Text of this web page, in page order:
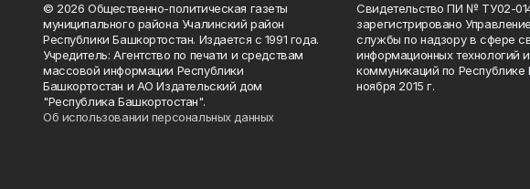
© 2026 Общественно-политическая газеты
муниципального района Учалинский район
Республики Башкортостан. Издается с 1991 года.
Учредитель: Агентство по печати и средствам
массовой информации Республики
Башкортостан и АО Издательский дом
"Республика Башкортостан".
Об использовании персональных данных
Свидетельство ПИ № ТУ02-
зарегистрировано
службы по надзору в сфере
информационных технологий
коммуникаций по Республике
ноября 2015 г.